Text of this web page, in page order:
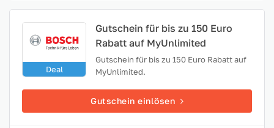
Deal
Gutschein für bis zu 150 Euro
Rabatt auf MyUnlimited
Gutschein für bis zu 150 Euro Rabatt auf
MyUnlimited.
Gutschein einlösen